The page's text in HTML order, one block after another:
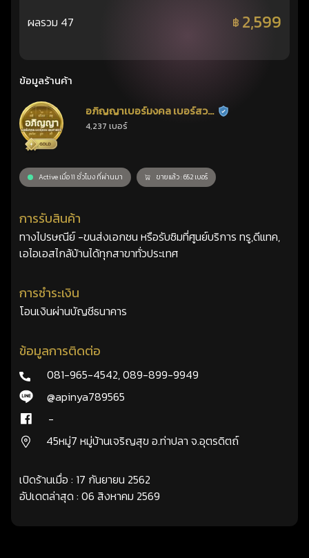
ผลรวม 47 ฿ 2,599
ข้อมูลร้านค้า
อภิญญาเบอร์มงคล เบอร์สวย
เลขศาสตร์
ร้านยืนยันแล้ว
4,237 เบอร์
Active เมื่อ 11 ชั่วโมง ที่ผ่านมา ขายแล้ว : 652 เบอร์
การรับสินค้า
ทางไปรษณีย์ -ขนส่งเอกชน หรือรับซิมที่ศูนย์บริการ ทรู,ดีแทค,
เอไอเอสไกล้บ้านได้ทุกสาขาทั่วประเทศ
การชำระเงิน
โอนเงินผ่านบัญชีธนาคาร
ข้อมูลการติดต่อ
081-965-4542,089-899-9949
@apinya789565
-
45หมู่7 หมู่บ้านเจริญสุข อ.ท่าปลา จ.อุตรดิตถ์
เปิดร้านเมื่อ : 17 กันยายน 2562
อัปเดตล่าสุด : 06 สิงหาคม 2569